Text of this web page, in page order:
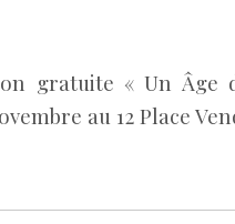
gratuite « Un Âge
au 12 Place